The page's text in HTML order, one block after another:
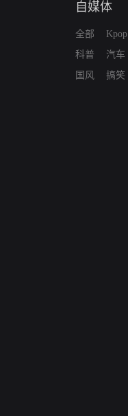
自媒体
全部
科普
国风
Kpop
汽车
搞笑